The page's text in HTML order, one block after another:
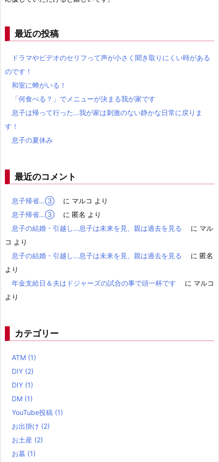
最近の投稿
ドラマやビデオのセリフって声が小さく聞き取りにくい時がある
のです！
和室に蝉がいる！
「何食べる？」でメニューが決まる我が家です
息子は帰って行った…我が家は刺激のない静かな日常に戻りま
す！
息子の夏休み
最近のコメント
息子帰省…③ に マルコ より
息子帰省…③
に 匿名 より
息子の結婚・引越し…息子は未来を見、親は過去を見る
に マル
コ より
息子の結婚・引越し…息子は未来を見、親は過去を見る
に 匿名
より
年金支給日＆夫はドジャーズの試合の事で頭一杯です
に マルコ
より
カテゴリー
ATM (1)
DIY (2)
DIY (1)
DM (1)
YouTube投稿 (1)
お出掛け (2)
お土産 (2)
お墓 (1)